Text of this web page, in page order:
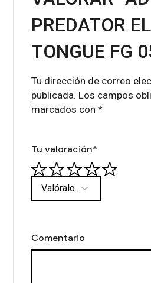
PREDATOR
TONGUE FG
Tu dirección de correo
publicada. Los campos
marcados con*
Tu valoración*
Comentario